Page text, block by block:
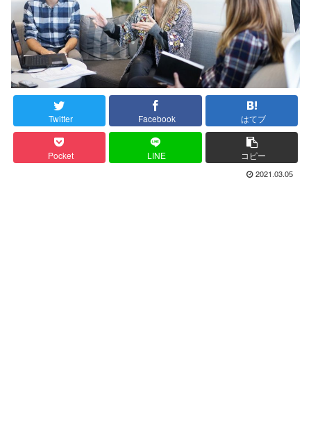
Twitter Facebook はてブ
Pocket LINE コピー
2021.03.05